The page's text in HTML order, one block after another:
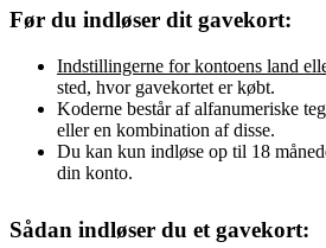
Før du indløser dit gavekort:
Indstillingerne for kontoens land
sted, hvor gavekortet er købt.
Koderne består af alfanumeriske
eller en kombination af disse.
Du kan kun indløse op til 18
din konto.
Sådan indløser du et gavekort: